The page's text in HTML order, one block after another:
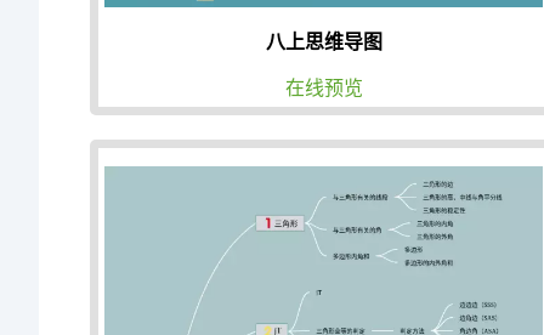
八上思维导图
在线预览